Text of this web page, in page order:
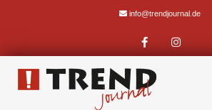
info@trendjournal.de